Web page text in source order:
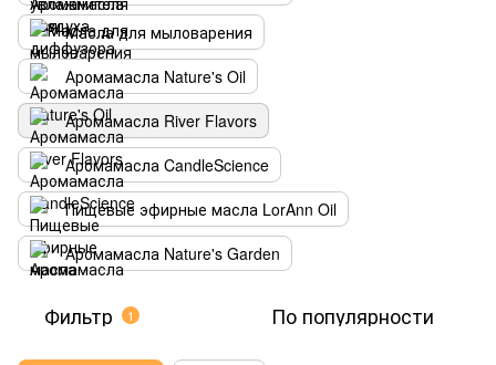
Масла для мыловарения
Аромамасла Nature's Oil
Аромамасла River Flavors
Аромамасла CandleScience
Пищевые эфирные масла LorAnn Oil
Аромамасла Nature's Garden
Фильтр 1 По популярности